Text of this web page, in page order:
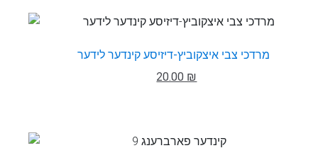
מרדכי צבי איצקוביץ-דיזיסע קינדער לידער
20.00 ₪